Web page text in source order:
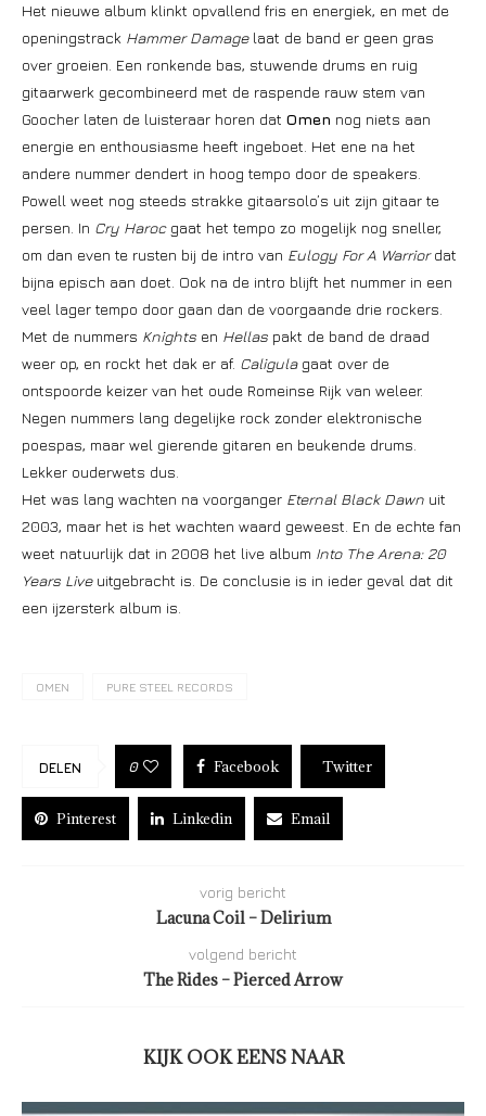
Het nieuwe album klinkt opvallend fris en energiek, en met de
openingstrack Hammer Damagelaat de band er geen gras
over groeien. Een ronkende bas, stuwende drums en ruig
gitaarwerk gecombineerd met de raspende rauw stem van
Goocher laten de luisteraar horen dat Omen nog niets aan
energie en enthousiasme heeft ingeboet. Het ene na het
andere nummer dendert in hoog tempo door de speakers.
Powell weet nog steeds strakke gitaarsolo’s uit zijn gitaar te
persen. In Cry Harocgaat het tempo zo mogelijk nog sneller,
om dan even te rusten bij de intro van Eulogy For A Warriordat
bijna episch aan doet. Ook na de intro blijft het nummer in een
veel lager tempo door gaan dan de voorgaande drie rockers.
Met de nummers Knights en Hellas pakt de band de draad
weer op, en rockt het dak er af. Caligulagaat over de
ontspoorde keizer van het oude Romeinse Rijk van weleer.
Negen nummers lang degelijke rock zonder elektronische
poespas, maar wel gierende gitaren en beukende drums.
Lekker ouderwets dus.
Het was lang wachten na voorganger Eternal Black Dawn uit
2003, maar het is het wachten waard geweest. En de echte fan
weet natuurlijk dat in 2008 het live album Into The Arena: 20
Years Liveuitgebracht is. De conclusie is in ieder geval dat dit
een ijzersterk album is.
OMEN PURE STEEL RECORDS
DELEN 0 Facebook Twitter
Pinterest Linkedin Email
vorig bericht
Lacuna Coil – Delirium
volgend bericht
The Rides – Pierced Arrow
KIJK OOK EENS NAAR